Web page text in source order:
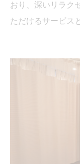
おり、深いリラク
ただけるサービス